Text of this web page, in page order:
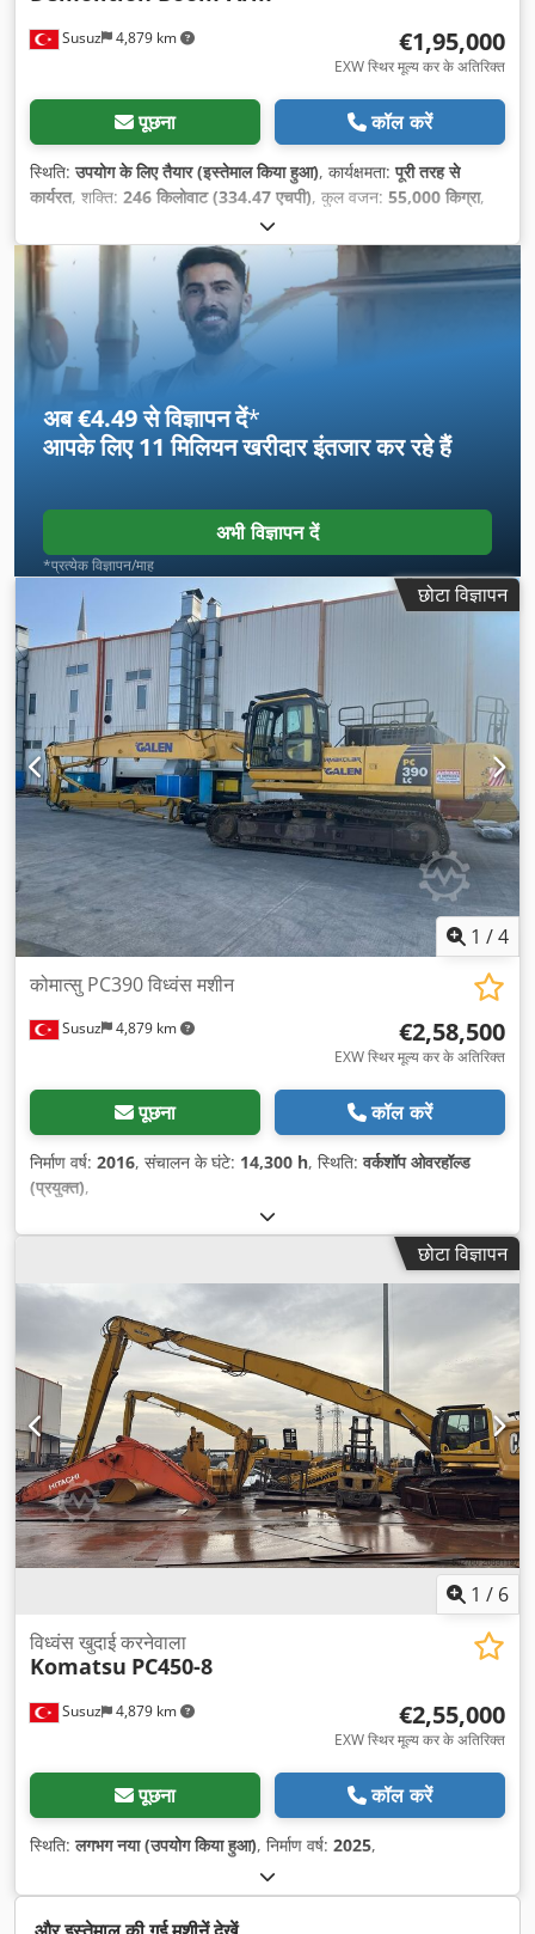
Susuz 4,879 km €1,95,000
EXW स्थिर मूल्य कर के अतिरिक्त
पूछना कॉल करें
स्थिति:उपयोग के लिए तैयार (इस्तेमाल किया हुआ), कार्यक्षमता:पूरी तरह से
कार्यरत, शक्ति: 246 किलोवाट (334.47 एचपी), कुल वजन: 55,000 किग्रा,
16,300 h
KMTP0087T02020305,
अब €4.49 से विज्ञापन दें*
आपके लिए11 मिलियन खरीदारइंतजार कर रहे हैं
अभी विज्ञापन दें
*प्रत्येक विज्ञापन/माह
छोटा विज्ञापन
1 /4
Susuz 4,879 km
कोमात्सु PC390 विध्वंस मशीन
€2,58,500
EXW स्थिर मूल्य कर के अतिरिक्त
पूछना कॉल करें
निर्माण वर्ष: 2016, संचालन के घंटे: 14,300 h, स्थिति:वर्कशॉप ओवरहॉल्ड
(प्रयुक्त),
छोटा विज्ञापन
1 / 6
Susuz 4,879 km
विध्वंस खुदाई करनेवाला
Komatsu PC450-8
€2,55,000
EXW स्थिर मूल्य कर के अतिरिक्त
पूछना कॉल करें
स्थिति:लगभग नया (उपयोग किया हुआ), निर्माण वर्ष: 2025,